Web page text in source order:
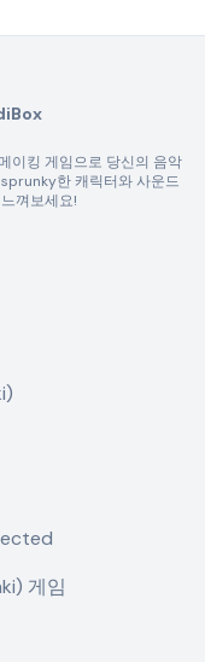
이킹 게임으로 당신의 음악
한 캐릭터와 사운드
껴보세요!
게임